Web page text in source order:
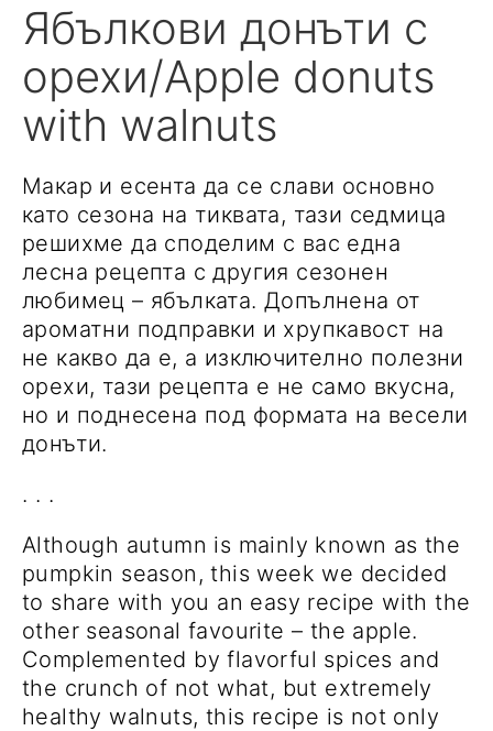
Ябълкови донъти с
орехи/Apple donuts
with walnuts
Макар и есента да се слави основно
като сезона на тиквата, тази седмица
решихме да споделим с вас една
лесна рецепта с другия сезонен
любимец – ябълката. Допълнена от
ароматни подправки и хрупкавост на
не какво да е, а изключително полезни
орехи, тази рецепта е не само вкусна,
но и поднесена под формата на весели
донъти.
. . .
Although autumn is mainly known as the
pumpkin season, this week we decided
to share with you an easy recipe with the
other seasonal favourite – the apple.
Complemented by flavorful spices and
the crunch of not what, but extremely
healthy walnuts, this recipe is not only